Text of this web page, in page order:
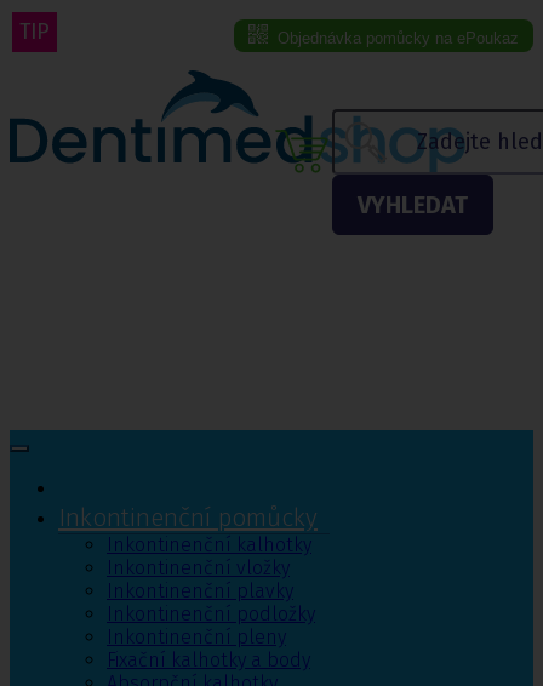
Objednávka pomůcky na ePoukaz
VYHLEDAT
Menu eshopu
Inkontinenční pomůcky
Inkontinenční kalhotky
Inkontinenční vložky
Inkontinenční plavky
Inkontinenční podložky
Inkontinenční pleny
Fixační kalhotky a body
TIP